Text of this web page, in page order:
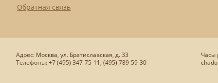
Обратная связь
Адрес: Москва, ул. Братиславская, д. 33
Телефоны: +7 (495) 347-75-11, (495) 789-59-30
Часы